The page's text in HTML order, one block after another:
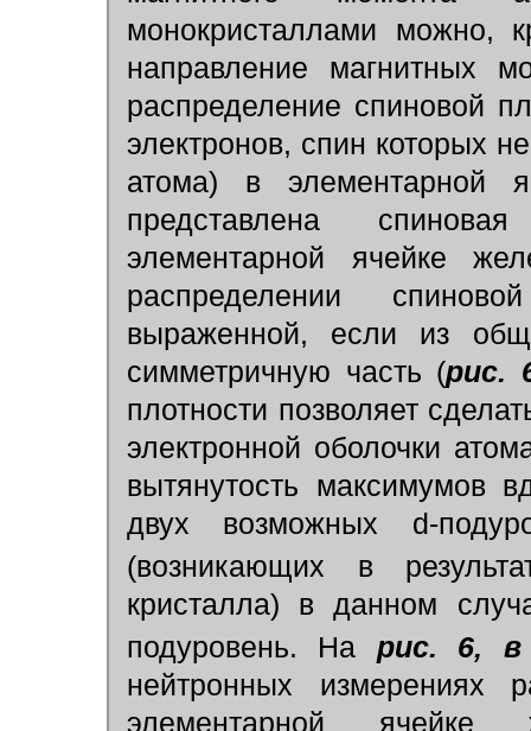
монокристаллами можно,
направление магнитных
распределение спиновой
электронов, спин которых
атома) в элементарной
представлена
элементарной ячейке
распределении
выраженной, если из
симметричную часть (рис.
плотности позволяет
электронной оболочки
вытянутость максимумов
двух возможных d-
(возникающих в
кристалла) в данном
подуровень. На рис. 6, в
нейтронных измерениях
элементарной ячейке